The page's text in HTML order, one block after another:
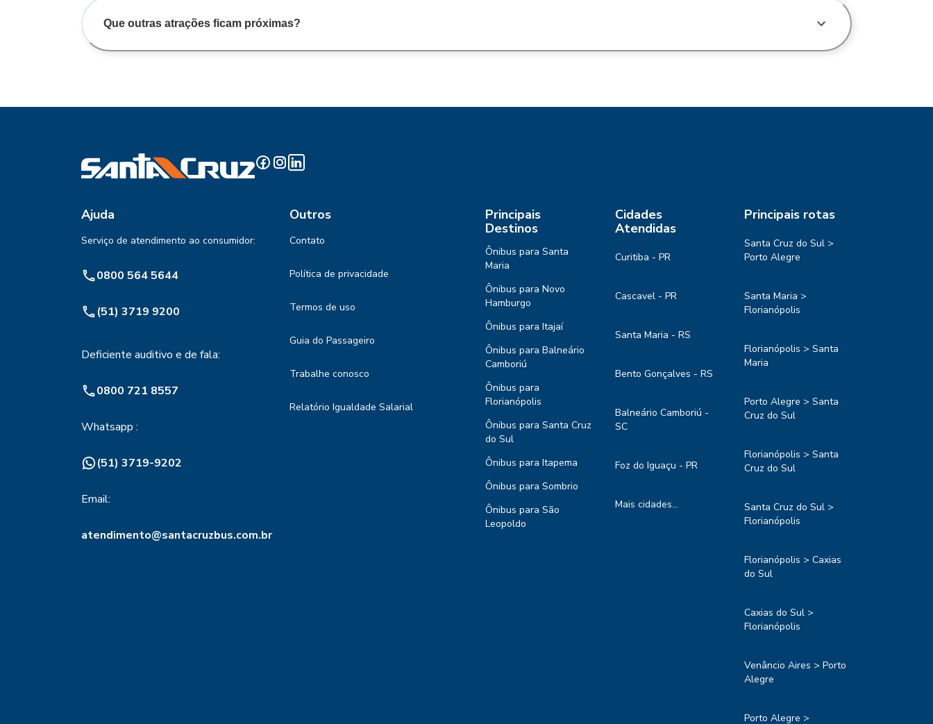
Que outras atrações ficam próximas?
Ajuda
Serviço de atendimento ao consumidor:
0800 564 5644
(51) 3719 9200
Deficiente auditivo e de fala:
0800 721 8557
Whatsapp :
(51) 3719-9202
Email:
atendimento@santacruzbus.com.br
Outros
Contato
Política de privacidade
Termos de uso
Guia do Passageiro
Trabalhe conosco
Relatório Igualdade Salarial
Principais
Destinos
Ônibus para Santa
Maria
Ônibus para Novo
Hamburgo
Ônibus para Itajaí
Ônibus para Balneário
Camboriú
Ônibus para
Florianópolis
Ônibus para Santa Cruz
do Sul
Ônibus para Itapema
Ônibus para Sombrio
Ônibus para São
Leopoldo
Cidades
Atendidas
Curitiba - PR
Cascavel - PR
Santa Maria - RS
Bento Gonçalves - RS
Balneário Camboriú -
SC
Foz do Iguaçu - PR
Mais cidades...
Principais rotas
Santa Cruz do Sul >
Porto Alegre
Santa Maria >
Florianópolis
Florianópolis > Santa
Maria
Porto Alegre > Santa
Cruz do Sul
Florianópolis > Santa
Cruz do Sul
Santa Cruz do Sul >
Florianópolis
Florianópolis > Caxias
do Sul
Caxias do Sul >
Florianópolis
Venâncio Aires > Porto
Alegre
Porto Alegre >